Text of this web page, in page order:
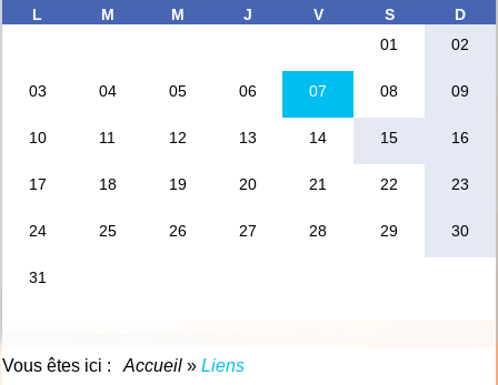
Vous êtes ici : Accueil»Liens